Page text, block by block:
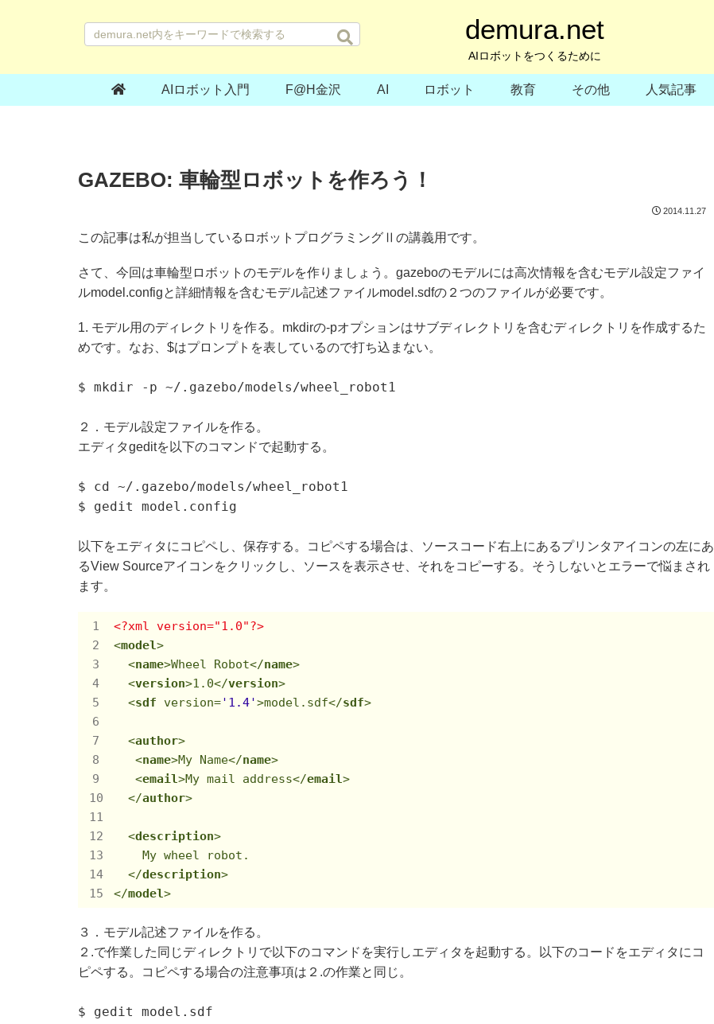
demura.net
AIロボットをつくるために
AIロボット入門 F@H金沢 AI ロボット 教育 その他 人気記事
GAZEBO: 車輪型ロボットを作ろう！
2014.11.27
この記事は私が担当しているロボットプログラミングⅡの講義用です。
さて、今回は車輪型ロボットのモデルを作りましょう。gazeboのモデルには高次情報を含むモデル設定ファイ
ルmodel.configと詳細情報を含むモデル記述ファイルmodel.sdfの２つのファイルが必要です。
1. モデル用のディレクトリを作る。mkdirの-pオプションはサブディレクトリを含むディレクトリを作成するた
めです。なお、$はプロンプトを表しているので打ち込まない。
$ mkdir -p ~/.gazebo/models/wheel_robot1
２．モデル設定ファイルを作る。
エディタgeditを以下のコマンドで起動する。
$ cd ~/.gazebo/models/wheel_robot1
$ gedit model.config
以下をエディタにコピペし、保存する。コピペする場合は、ソースコード右上にあるプリンタアイコンの左にあ
るView Sourceアイコンをクリックし、ソースを表示させ、それをコピーする。そうしないとエラーで悩まされ
ます。
<?xml version="1.0"?>
<model>
<name>Wheel Robot</name>
<version>1.0</version>
<sdf version='1.4'>model.sdf</sdf>
<author>
<name>My Name</name>
<email>My mail address</email>
</author>
<description>
    My wheel robot.
</description>
</model>
３．モデル記述ファイルを作る。
２.で作業した同じディレクトリで以下のコマンドを実行しエディタを起動する。以下のコードをエディタにコ
ピペする。コピペする場合の注意事項は２.の作業と同じ。
$ gedit model.sdf